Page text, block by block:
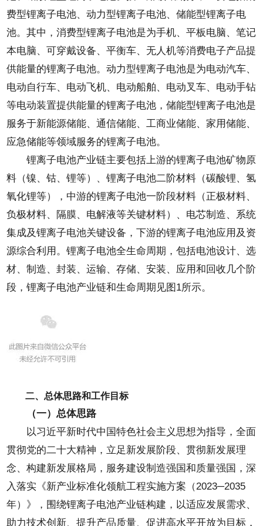
费型锂离子电池、动力型锂离子电池、储能型锂离子电
池。其中，消费型锂离子电池是为手机、平板电脑、笔记
本电脑、可穿戴设备、平衡车、无人机等消费电子产品提
供能量的锂离子电池。动力型锂离子电池是为电动汽车、
电动自行车、电动飞机、电动船舶、电动叉车、电动手钻
等电动装置提供能量的锂离子电池，储能型锂离子电池是
服务于新能源储能、通信储能、工商业储能、家用储能、
应急储能等领域服务的锂离子电池。
锂离子电池产业链主要包括上游的锂离子电池矿物原
料（镍、钴、锂等）、锂离子电池二阶材料（碳酸锂、氢
氧化锂等），中游的锂离子电池一阶段材料（正极材料、
负极材料、隔膜、电解液等关键材料）、电芯制造、系统
集成及锂离子电池关键设备，下游的锂离子电池应用及资
源综合利用。锂离子电池全生命周期，包括电池设计、选
材、制造、封装、运输、存储、安装、应用和回收几个阶
段，锂离子电池产业链和生命周期见图1所示。
二、总体思路和工作目标
（一）总体思路
以习近平新时代中国特色社会主义思想为指导，全面
贯彻党的二十大精神，立足新发展阶段、贯彻新发展理
念、构建新发展格局，服务建设制造强国和质量强国，深
入落实《新产业标准化领航工程实施方案（2023─2035
年）》，围绕锂离子电池产业链构建，以适应发展需求、
助力技术创新、提升产品质量、促进高水平开放为目标，